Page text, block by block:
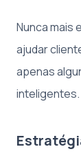
Nunca mais
ajudar
apenas
inteligentes.